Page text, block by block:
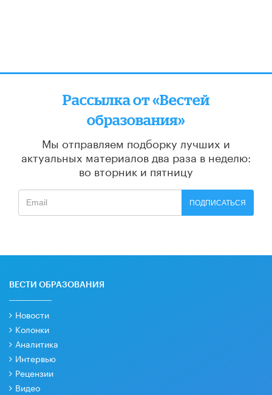
Рассылка от «Вестей
образования»
Мы отправляем подборку лучших и
актуальных материалов два раза в неделю:
во вторник и пятницу
ПОДПИСАТЬСЯ
ВЕСТИ ОБРАЗОВАНИЯ
Новости
Колонки
Аналитика
Интервью
Рецензии
Видео